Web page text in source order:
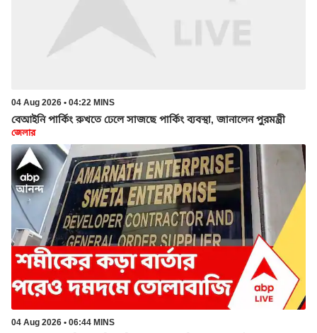
04 Aug 2026 • 04:22 MINS
বেআইনি পার্কিং রুখতে ঢেলে সাজছে পার্কিং ব্যবস্থা, জানালেন পুরমন্ত্রী
জেলার
04 Aug 2026 • 06:44 MINS